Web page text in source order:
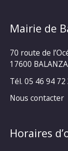
Mairie de
70 route de
17600
Tél. 05 46 94 72
Nous contacter
Horaires